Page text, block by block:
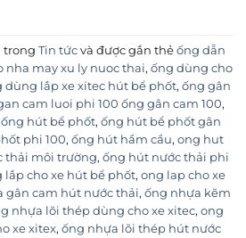
trong Tin tức và được gắn thẻ ống dẫn
nha may xu ly nuoc thai, ống dùng cho
dùng lắp xe xitec hút bể phốt, ống gân
cam luoi phi 100 ống gân cam 100,
ống hút bể phốt, ống hút bể phốt gân
phi 100, ống hút hầm cầu, ong hut
thải môi trường, ống hút nước thải phi
lắp cho xe hút bể phốt, ong lap cho xe
gân cam hút nước thải, ống nhựa kẽm
nhựa lõi thép dùng cho xe xitec, ong
xe xitex, ống nhựa lõi thép hút nước